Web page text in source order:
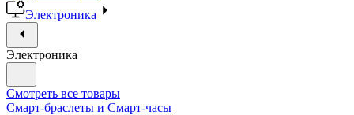
Электроника
Электроника
Смотреть все товары
Смарт-браслеты и Смарт-часы